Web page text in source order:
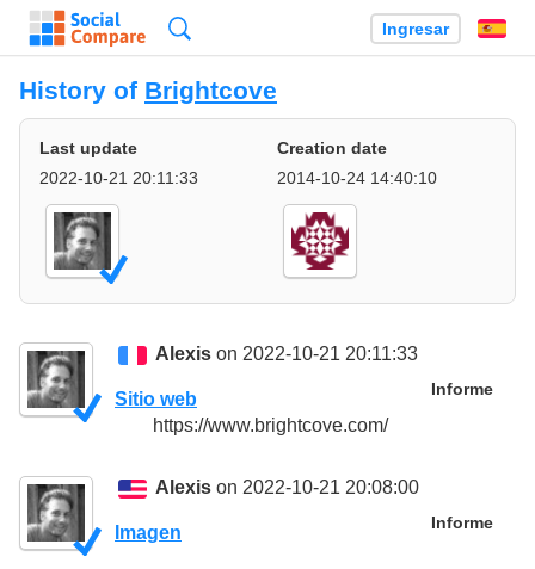
Ingresar
History of Brightcove
Last update
2022-10-21 20:11:33
Creation date
2014-10-24 14:40:10
Alexis on 2022-10-21 20:11:33
Informe
Sitio web
https://www.brightcove.com/
Alexis on 2022-10-21 20:08:00
Informe
Imagen